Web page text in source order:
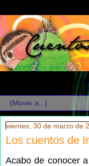
Tfno. 687630995
viernes, 30 de marzo de
Los cuentos de
Acabo de conocer